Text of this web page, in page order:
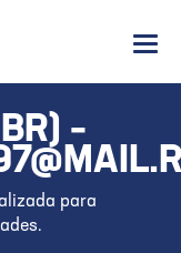
–
para